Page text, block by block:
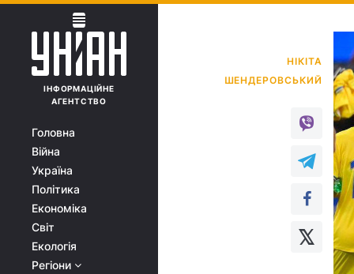
ІНФОРМАЦІЙНЕ
АГЕНТСТВО
Головна
Війна
Україна
Політика
Економіка
Світ
Екологія
Регіони
НІКІТА